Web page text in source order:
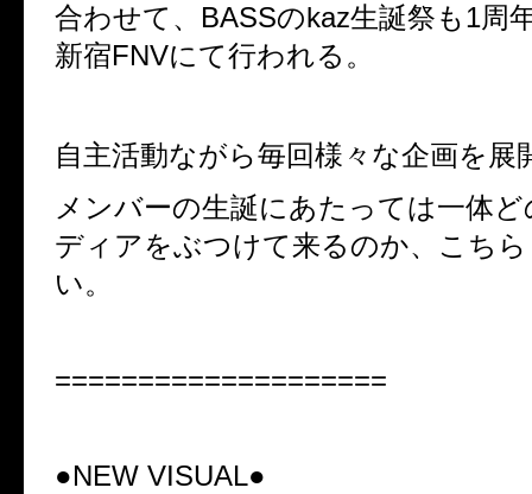
合わせて、BASSのkaz生誕祭も1周
新宿FNVにて行われる。
自主活動ながら毎回様々な企画を展
メンバーの生誕にあたっては一体
ディアをぶつけて来るのか、こち
い。
====================
●NEW VISUAL●